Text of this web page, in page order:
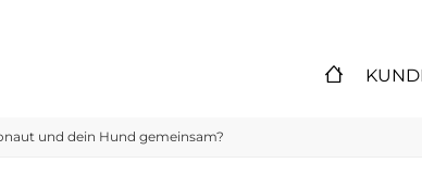
und dein Hund gemeinsam?